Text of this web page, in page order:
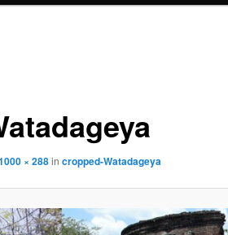
× 288in cropped-Watadageya